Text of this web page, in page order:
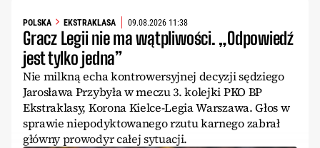
POLSKA EKSTRAKLASA 09.08.2026 11:38
Gracz Legii nie ma wątpliwości. „Odpowiedź
jest tylko jedna”
Nie milkną echa kontrowersyjnej decyzji sędziego
Jarosława Przybyła w meczu 3. kolejki PKO BP
Ekstraklasy, Korona Kielce-Legia Warszawa. Głos w
sprawie niepodyktowanego rzutu karnego zabrał
główny prowodyr całej sytuacji.